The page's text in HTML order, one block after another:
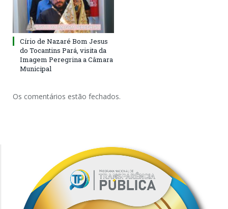
Círio de Nazaré Bom Jesus
do Tocantins Pará, visita da
Imagem Peregrina a Câmara
Municipal
Os comentários estão fechados.